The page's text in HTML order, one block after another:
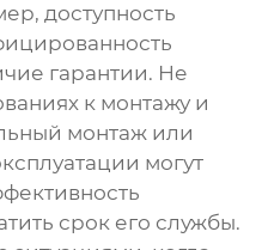
доступность
гарантии. Не
к монтажу и
монтаж или
могут
срок его службы.